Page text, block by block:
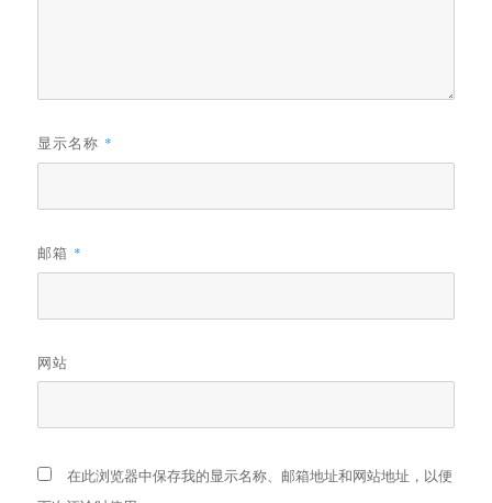
显示名称 *
邮箱 *
网站
在此浏览器中保存我的显示名称、邮箱地址和网站地址，以便